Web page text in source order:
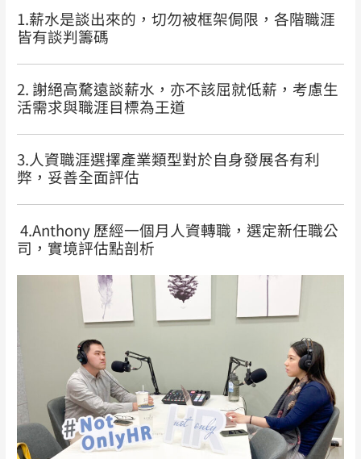
1.薪水是談出來的，切勿被框架侷限，各階職涯
皆有談判籌碼
2. 謝絕高騖遠談薪水，亦不該屈就低薪，考慮生
活需求與職涯目標為王道
3.人資職涯選擇產業類型對於自身發展各有利
弊，妥善全面評估
4.Anthony歷經一個月人資轉職，選定新任職公
司，實境評估點剖析